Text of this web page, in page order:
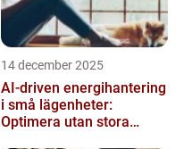
14 december 2025
AI-driven energihantering
i små lägenheter:
Optimera utan stora